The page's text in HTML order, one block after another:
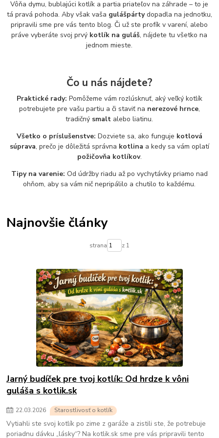
Vôňa dymu, bublajúci kotlík a partia priateľov na záhrade – to je
tá pravá pohoda. Aby však vaša gulášpártydopadla na jednotku,
pripravili sme pre vás tento blog. Či už ste profík v varení, alebo
práve vyberáte svoj prvý kotlík na guláš, nájdete tu všetko na
jednom mieste.
Čo u nás nájdete?
Praktické rady: Pomôžeme vám rozlúsknuť, aký veľký kotlík
potrebujete pre vašu partiu a či staviť na nerezové hrnce,
tradičný smalt alebo liatinu.
Všetko o príslušenstve: Dozviete sa, ako funguje kotlová
súprava, prečo je dôležitá správna kotlina a kedy sa vám oplatí
požičovňa kotlíkov.
Tipy na varenie: Od údržby riadu až po vychytávky priamo nad
ohňom, aby sa vám nič nepripálilo a chutilo to každému.
Najnovšie články
strana z 1
Jarný budíček pre tvoj kotlík: Od hrdze k vôni
guláša s kotlik.sk
22.03.2026 Starostlivosť o kotlík
Vytiahli ste svoj kotlík po zime z garáže a zistili ste, že potrebuje
poriadnu dávku „lásky“? Na kotlik.sk sme pre vás pripravili tento